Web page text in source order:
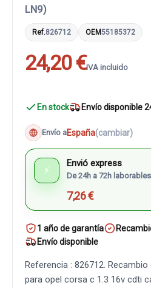
LN9)
Ref.826712 OEM55185372
24,20 €IVA incluido
En stock Envío disponible
Envío aEspaña(cambiar)
⚡
Envió express
De 24h a 72h
7,26 €
1 año de garantía
Envío disponible
Referencia : 826712.
para opel corsa c 1.3 16v cdti